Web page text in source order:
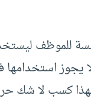
للموظف
يجوز
كسب لا شك